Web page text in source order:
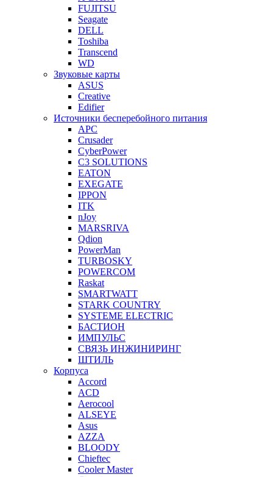
FUJITSU
Seagate
DELL
Toshiba
Transcend
WD
Звуковые карты
ASUS
Creative
Edifier
Источники бесперебойного питания
APC
Crusader
CyberPower
C3 SOLUTIONS
EATON
EXEGATE
IPPON
ITK
nJoy
MARSRIVA
Qdion
PowerMan
TURBOSKY
POWERCOM
Raskat
SMARTWATT
STARK COUNTRY
SYSTEME ELECTRIC
БАСТИОН
ИМПУЛЬС
СВЯЗЬ ИНЖИНИРИНГ
ШТИЛЬ
Корпуса
Accord
ACD
Aerocool
ALSEYE
Asus
AZZA
BLOODY
Chieftec
Cooler Master